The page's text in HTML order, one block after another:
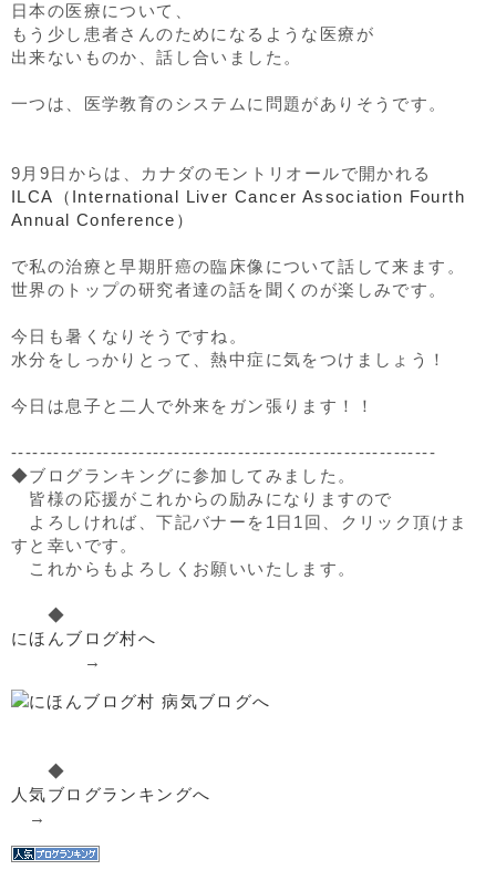
日本の医療について、
もう少し患者さんのためになるような医療が
出来ないものか、話し合いました。
一つは、医学教育のシステムに問題がありそうです。
9月9日からは、カナダのモントリオールで開かれる
ILCA（International Liver Cancer Association Fourth
Annual Conference）
で私の治療と早期肝癌の臨床像について話して来ます。
世界のトップの研究者達の話を聞くのが楽しみです。
今日も暑くなりそうですね。
水分をしっかりとって、熱中症に気をつけましょう！
今日は息子と二人で外来をガン張ります！！
------------------------------------------------------------
◆ブログランキングに参加してみました。
皆様の応援がこれからの励みになりますので
よろしければ、下記バナーを1日1回、クリック頂けま
すと幸いです。
これからもよろしくお願いいたします。
◆
にほんブログ村へ
→
◆
人気ブログランキングへ
→